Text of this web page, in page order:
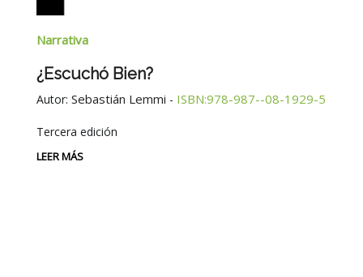
Narrativa
¿Escuchó Bien?
Autor: Sebastián Lemmi - ISBN:978-987--08-1929-5
Tercera edición
LEER MÁS